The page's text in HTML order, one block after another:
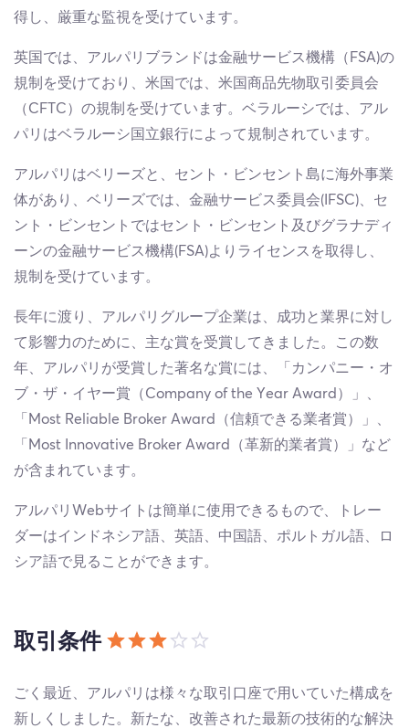
得し、厳重な監視を受けています。
英国では、アルパリブランドは金融サービス機構（FSA)の
規制を受けており、米国では、米国商品先物取引委員会
（CFTC）の規制を受けています。ベラルーシでは、アル
パリはベラルーシ国立銀行によって規制されています。
アルパリはベリーズと、セント・ビンセント島に海外事業
体があり、ベリーズでは、金融サービス委員会(IFSC)、セ
ント・ビンセントではセント・ビンセント及びグラナディ
ーンの金融サービス機構(FSA)よりライセンスを取得し、
規制を受けています。
長年に渡り、アルパリグループ企業は、成功と業界に対し
て影響力のために、主な賞を受賞してきました。この数
年、アルパリが受賞した著名な賞には、「カンパニー・オ
ブ・ザ・イヤー賞（Company of the Year Award）」、
「Most Reliable Broker Award（信頼できる業者賞）」、
「Most Innovative Broker Award（革新的業者賞）」など
が含まれています。
アルパリWebサイトは簡単に使用できるもので、トレー
ダーはインドネシア語、英語、中国語、ポルトガル語、ロ
シア語で見ることができます。
取引条件
ごく最近、アルパリは様々な取引口座で用いていた構成を
新しくしました。新たな、改善された最新の技術的な解決